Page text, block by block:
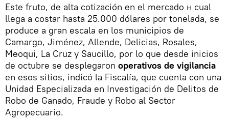
Este fruto, de alta cotización en el mercado н cual
llega a costar hasta 25.000 dólares por tonelada, se
produce a gran escala en los municipios de
Camargo, Jiménez, Allende, Delicias, Rosales,
Meoqui, La Cruz y Saucillo, por lo que desde inicios
de octubre se desplegaron operativos de vigilancia
en esos sitios, indicó la Fiscalía, que cuenta con una
Unidad Especializada en Investigación de Delitos de
Robo de Ganado, Fraude y Robo al Sector
Agropecuario.